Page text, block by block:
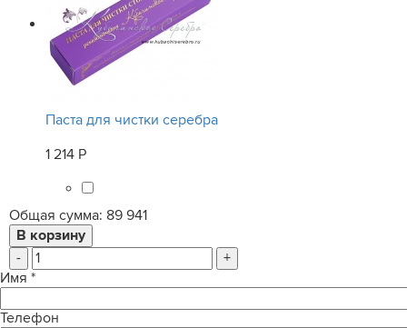
Паста для чистки серебра
1 214 Р
Общая сумма: 89 941
-
+
Имя *
Телефон